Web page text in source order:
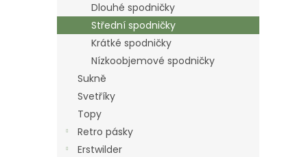
a
n
Dlouhé spodničky
Střední spodničky
Krátké spodničky
Nízkoobjemové spodničky
Sukně
Svetříky
Topy
Retro pásky
Erstwilder